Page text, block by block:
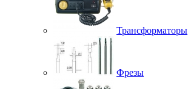
Трансформаторы
Фрезы